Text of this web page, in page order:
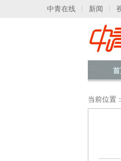
中青在线 新闻
首
当前位置